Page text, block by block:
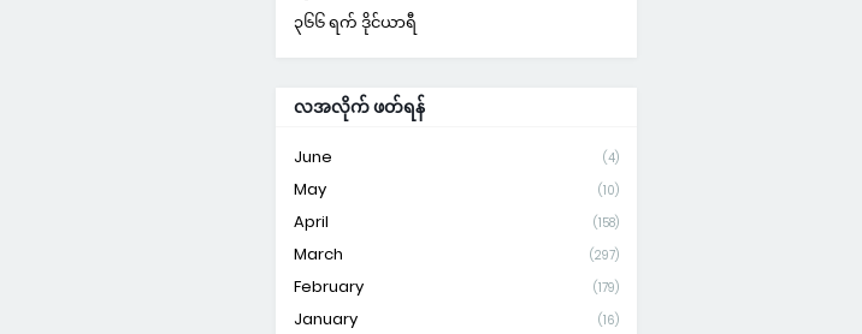
၃၆၆ ရက် ဒိုင်ယာရီ
လအလိုက် ဖတ်ရန်
June (4)
May (10)
April (158)
March (297)
February (179)
January (16)